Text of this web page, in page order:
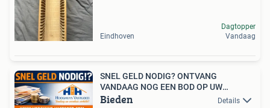
Eindhoven
Dagtopper
Vandaag
SNEL GELD NODIG? ONTVANG
VANDAAG NOG EEN BOD OP UW
WONING!
Bieden Details